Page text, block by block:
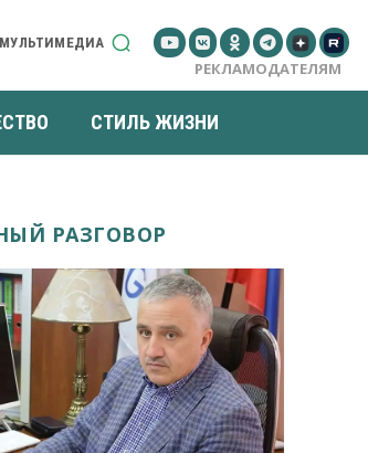
МУЛЬТИМЕДИА
РЕКЛАМОДАТЕЛЯМ
СТИЛЬ ЖИЗНИ
РАЗГОВОР